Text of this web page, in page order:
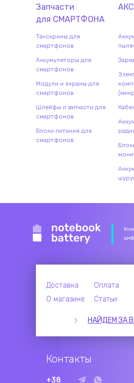
Запчасти
для СМАРТФОНА
Тачскрины для
смартфонов
Аккумуляторы для
смартфонов
Модули и экраны для
смартфонов
Шлейфы и запчасти для
смартфонов
Блоки питания для
смартфонов
Доставка Оплата
О магазине
Статьи
НАЙДЕМ ЗА
Контакты
+38